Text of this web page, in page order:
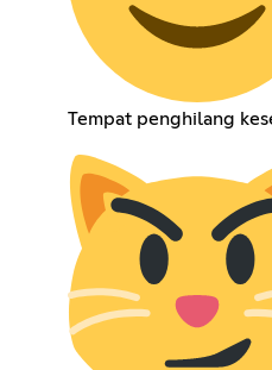
Tempat penghilang